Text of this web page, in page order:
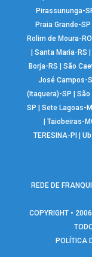
Pirassununga-
Praia Grande-SP
Rolim de Moura-RO
|Santa Maria-RS
Borja-RS |São
José Campos-
(Itaquera)-SP |São
SP |Sete Lagoas-
| Taiobeiras-
TERESINA-PI |
REDE DE
COPYRIGHT •
POLÍTICA